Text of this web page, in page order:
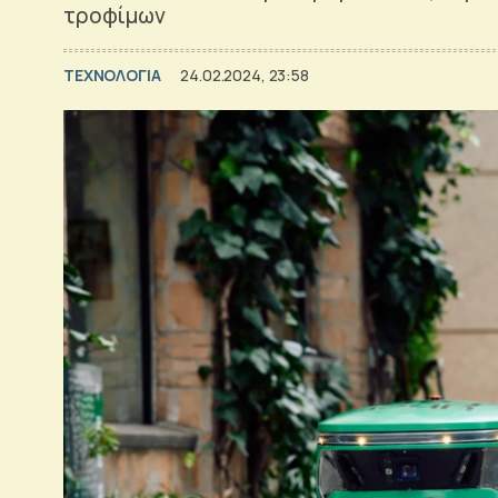
τροφίμων
ΤΕΧΝΟΛΟΓΙΑ 24.02.2024, 23:58